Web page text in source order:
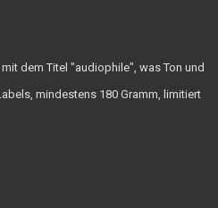
dem Titel "audiophile", was Ton und
mindestens 180 Gramm, limitiert